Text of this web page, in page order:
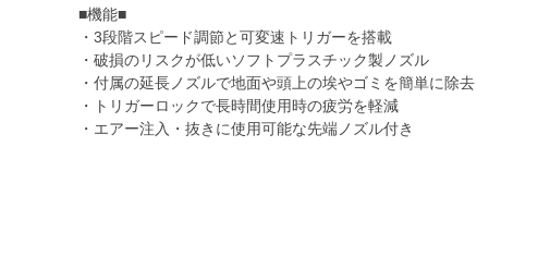
■機能■
・3段階スピード調節と可変速トリガーを搭載
・破損のリスクが低いソフトプラスチック製ノズル
・付属の延長ノズルで地面や頭上の埃やゴミを簡単に除去
・トリガーロックで長時間使用時の疲労を軽減
・エアー注入・抜きに使用可能な先端ノズル付き